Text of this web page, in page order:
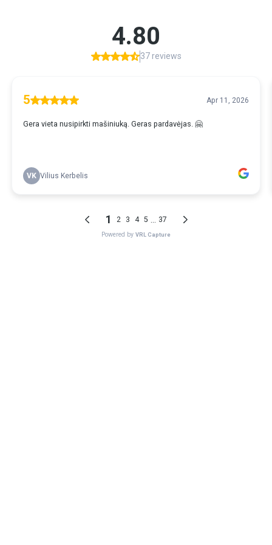
4.80
37 reviews
5 Apr 11, 2026
Gera vieta nusipirkti mašiniuką. Geras pardavėjas. 🤗
VK Vilius Kerbelis
1 2 3 4 5 37
Powered by VRL Capture